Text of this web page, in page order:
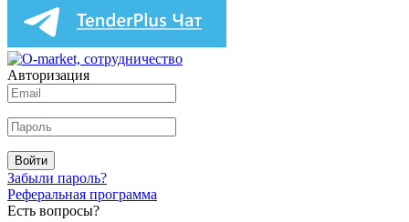
Авторизация
Войти
Забыли пароль?
Реферальная программа
Есть вопросы?